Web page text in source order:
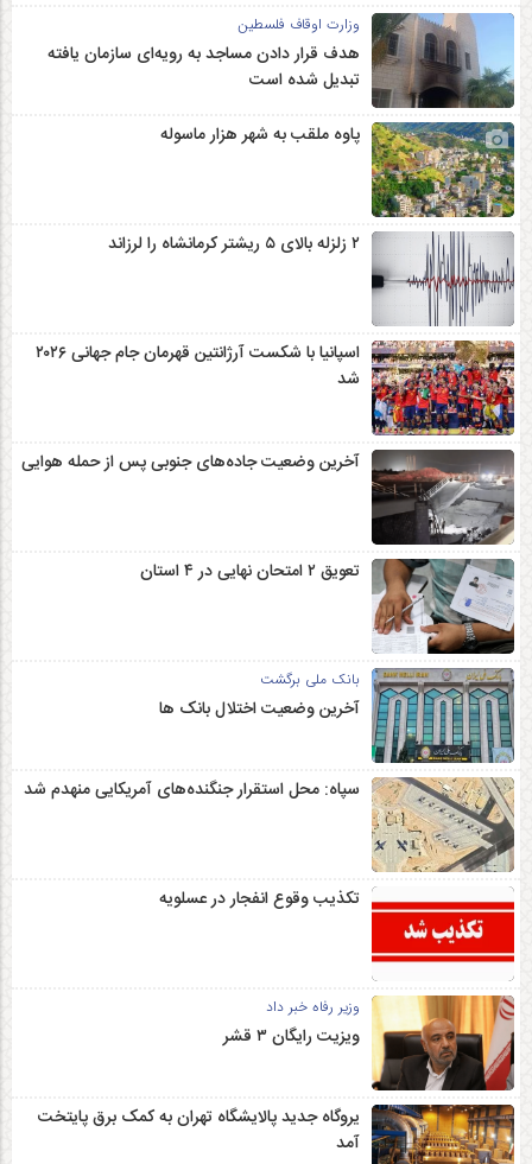
وزارت اوقاف فلسطین
هدف قرار دادن مساجد به رویه‌ای سازمان‌ یافته
تبدیل شده است
پاوه ملقب به شهر هزار ماسوله
۲ زلزله‌ بالای ۵ ریشتر کرمانشاه را لرزاند
اسپانیا با شکست آرژانتین قهرمان جام جهانی ۲۰۲۶
شد
آخرین وضعیت جاده‌های جنوبی پس از حمله هوایی
تعویق ۲ امتحان نهایی در ۴ استان
بانک ملی برگشت
آخرین وضعیت اختلال بانک ها
سپاه: محل استقرار جنگنده‌های آمریکایی منهدم شد
تکذیب وقوع انفجار در عسلویه
وزیر رفاه خبر داد
ویزیت رایگان ۳ قشر
یروگاه جدید پالایشگاه تهران به کمک برق پایتخت
آمد